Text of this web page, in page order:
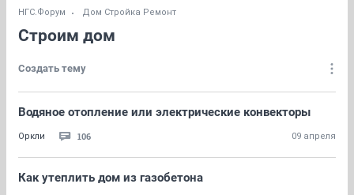
НГС.Форум Дом Стройка Ремонт
Строим дом
Создать тему
Водяное отопление или электрические конвекторы
Оркли 106 09 апреля
Как утеплить дом из газобетона